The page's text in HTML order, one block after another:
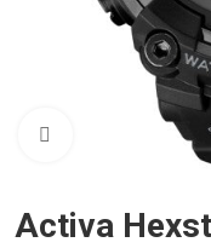
Click to enlarge
Activa